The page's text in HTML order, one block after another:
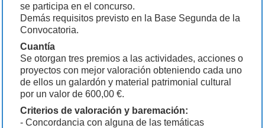
se participa en el concurso.
Demás requisitos previsto en la Base Segunda de la
Convocatoria.
Cuantía
Se otorgan tres premios a las actividades, acciones o
proyectos con mejor valoración obteniendo cada uno
de ellos un galardón y material patrimonial cultural
por un valor de 600,00 €.
Criterios de valoración y baremación:
- Concordancia con alguna de las temáticas